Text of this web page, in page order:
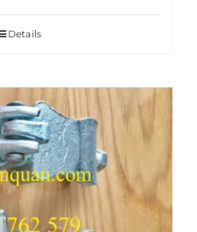
Details